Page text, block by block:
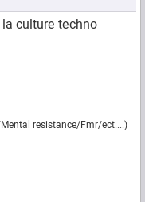
culture techno
resistance/Fmr/ect....)